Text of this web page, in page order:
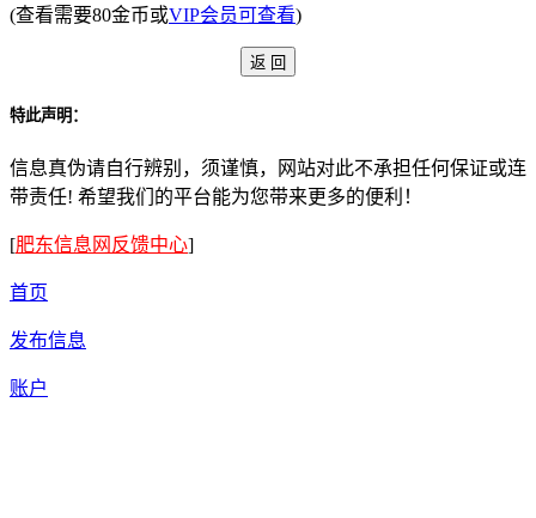
(查看需要80金币或VIP会员可查看)
特此声明：
信息真伪请自行辨别，须谨慎，网站对此不承担任何保证或连
带责任! 希望我们的平台能为您带来更多的便利！
[肥东信息网反馈中心]
首页
发布信息
账户